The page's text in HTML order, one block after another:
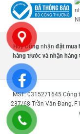
Huy Dũng nhận đặt mua
hàng trước và nhận hàng
MST: 0315271645 Công
237/68 Trần Văn Đang,